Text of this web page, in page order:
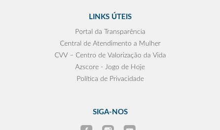
LINKS ÚTEIS
Portal da Transparência
Central de Atendimento a Mulher
CVV – Centro de Valorização da Vida
Azscore - Jogo de Hoje
Política de Privacidade
SIGA-NOS